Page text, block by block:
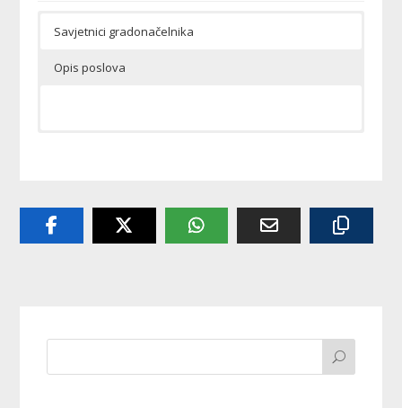
Savjetnici gradonačelnika
Opis poslova